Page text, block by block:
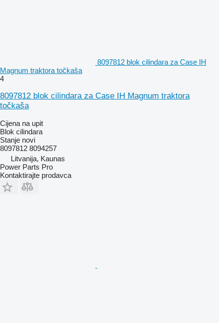
8097812 blok cilindara za Case IH
Magnum traktora točkaša
4
8097812 blok cilindara za Case IH Magnum traktora
točkaša
Cijena na upit
Blok cilindara
Stanje novi
8097812 8094257
Litvanija, Kaunas
Power Parts Pro
Kontaktirajte prodavca